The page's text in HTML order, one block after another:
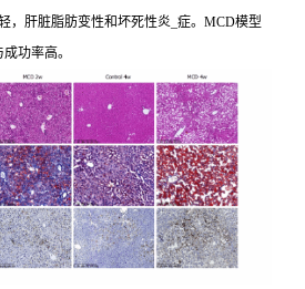
，肝脏脂肪变性和坏死性炎_症。MCD模型
功率高。